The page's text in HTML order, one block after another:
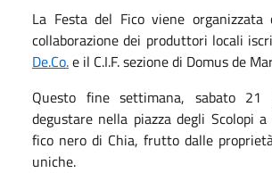
La Festa del Fico viene organizzata
collaborazione dei produttori locali
De.Co.e il C.I.F. sezione di Domus de
Questo fine settimana, sabato 21
degustare nella piazza degli Scolopi
fico nero di Chia, frutto dalle
uniche.